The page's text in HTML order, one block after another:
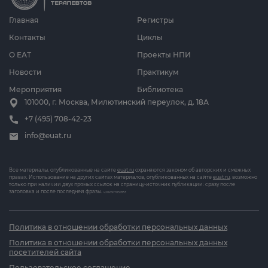
Главная
О ЕАТ
Новости
Мероприятия
Циклы
Проекты НПИ
Практикум
Библиотека
Регистры
Контакты
101000, г. Москва, Милютинский переулок, д. 18А
+7 (495) 708-42-23
info@euat.ru
Все материалы, опубликованные на сайте euat.ru охраняются законом об авторских и смежных
правах. Использование на других сайтах материалов, опубликованных на сайте euat.ru, возможно
только при наличии двух прямых ссылок на страницу-источник публикации: сразу после
заголовка и после последней фразы. v202607031833
Политика в отношении обработки персональных данных
Политика в отношении обработки персональных данных
посетителей сайта